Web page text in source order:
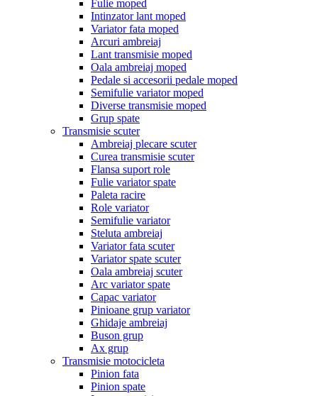
Fulie moped
Intinzator lant moped
Variator fata moped
Arcuri ambreiaj
Lant transmisie moped
Oala ambreiaj moped
Pedale si accesorii pedale moped
Semifulie variator moped
Diverse transmisie moped
Grup spate
Transmisie scuter
Ambreiaj plecare scuter
Curea transmisie scuter
Flansa suport role
Fulie variator spate
Paleta racire
Role variator
Semifulie variator
Steluta ambreiaj
Variator fata scuter
Variator spate scuter
Oala ambreiaj scuter
Arc variator spate
Capac variator
Pinioane grup variator
Ghidaje ambreiaj
Buson grup
Ax grup
Transmisie motocicleta
Pinion fata
Pinion spate